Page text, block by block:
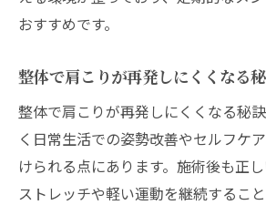
おすすめです。
整体で肩こりが再発しにくくなる
整体で肩こりが再発しにくくなる秘
く日常生活での姿勢改善やセルフケ
けられる点にあります。施術後も正し
ストレッチや軽い運動を継続するこ